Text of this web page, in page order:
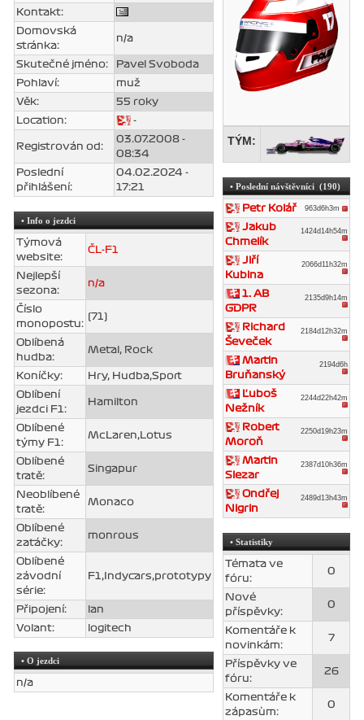
Kontakt:
Domovská
stránka:
n/a
Skutečné jméno:
Pavel Svoboda
Pohlaví:
muž
Věk:
55 roky
Location:
-
Registrován od:
03.07.2008 -
08:34
Poslední
přihlášení:
04.02.2024 -
17:21
• Info o jezdci
Týmová
website:
ČL-F1
Nejlepší
sezona:
n/a
Číslo
monopostu:
(71)
Oblíbená
hudba:
Metal, Rock
Koníčky:
Hry, Hudba,Sport
Oblíbení
jezdci F1:
Hamilton
Oblíbené
týmy F1:
McLaren,Lotus
Oblíbené
tratě:
Singapur
Neoblíbené
tratě:
Monaco
Oblíbené
zatáčky:
monrous
Oblíbené
závodní
série:
F1,Indycars,prototypy
Připojení:
lan
Volant:
logitech
• O jezdci
n/a
TÝM:
• Poslední návštěvníci (190)
Petr Kolář 963d6h3m
Jakub
Chmelík
1424d14h54m
Jiří
Kubina
2066d11h32m
1. AB
GDPR
2135d9h14m
Richard
Ševeček
2184d12h32m
Martin
Bruňanský
2194d6h
Ľuboš
Nežník
2244d22h42m
Robert
Moroň
2250d19h23m
Martin
Slezar
2387d10h36m
Ondřej
Nigrin
2489d13h43m
• Statistiky
Témata ve
fóru:
0
Nové
příspěvky:
0
Komentáře k
novinkám:
7
Příspěvky ve
fóru:
26
Komentáře k
zápasùm:
0